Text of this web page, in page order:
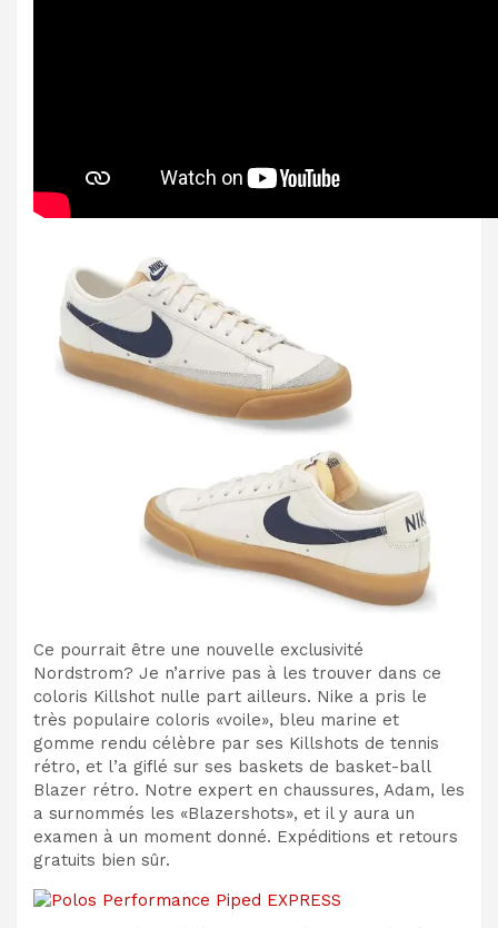
Ce pourrait être une nouvelle exclusivité
Nordstrom? Je n’arrive pas à les trouver dans ce
coloris Killshot nulle part ailleurs. Nike a pris le
très populaire coloris «voile», bleu marine et
gomme rendu célèbre par ses Killshots de tennis
rétro, et l’a giflé sur ses baskets de basket-ball
Blazer rétro. Notre expert en chaussures, Adam, les
a surnommés les «Blazershots», et il y aura un
examen à un moment donné. Expéditions et retours
gratuits bien sûr.